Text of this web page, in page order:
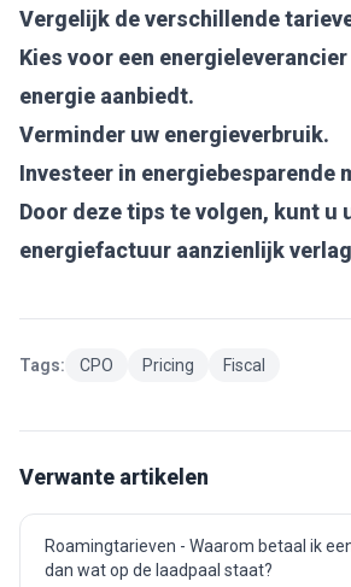
Vergelijk de verschillende
Kies voor een
energie aanbiedt.
Verminder uw energieverbruik.
Investeer in energiebesparende
Door deze tips te volgen, kunt u
energiefactuur aanzienlijk
Tags: CPO Pricing Fiscal
Verwante artikelen
Roamingtarieven - Waarom betaal ik
dan wat op de laadpaal staat?